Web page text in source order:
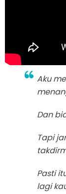
Aku
Dan
Tapi
Pasti
lagi